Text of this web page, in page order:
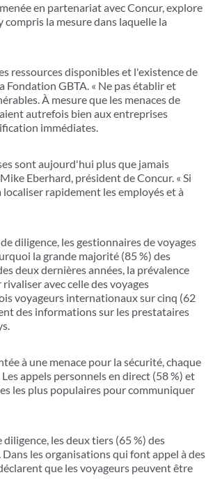
en partenariat avec Concur, explore
la mesure dans laquelle la
ressources disponibles et l'existence de
Fondation GBTA. « Ne pas établir et
À mesure que les menaces de
autrefois bien aux entreprises
immédiates.
sont aujourd'hui plus que jamais
Eberhard, président de Concur. « Si
rapidement les employés et à
diligence, les gestionnaires de voyages
la grande majorité (85 %) des
deux dernières années, la prévalence
avec celle des voyages
voyageurs internationaux sur cinq (62
des informations sur les prestataires
à une menace pour la sécurité, chaque
appels personnels en direct (58 %) et
les plus populaires pour communiquer
les deux tiers (65 %) des
les organisations qui font appel à des
que les voyageurs peuvent être